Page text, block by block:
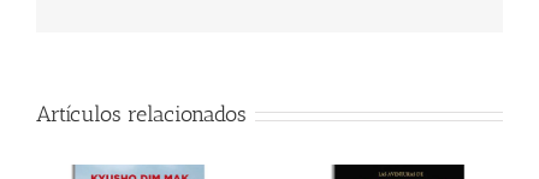
Artículos relacionados